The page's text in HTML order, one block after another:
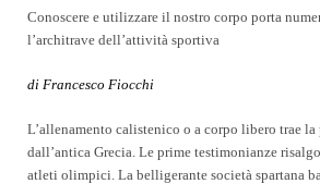
Conoscere e utilizzare il nostro corpo porta
l’architrave dell’attività sportiva
di Francesco Fiocchi
L’allenamento calistenico o a corpo libero trae
dall’antica Grecia. Le prime testimonianze
atleti olimpici. La belligerante società spartana